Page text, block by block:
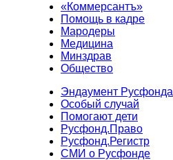
«Коммерсантъ»
Помощь в кадре
Мародеры
Медицина
Минздрав
Общество
Эндаумент Русфонда
Особый случай
Помогают дети
Русфонд.Право
Русфонд.Регистр
СМИ о Русфонде